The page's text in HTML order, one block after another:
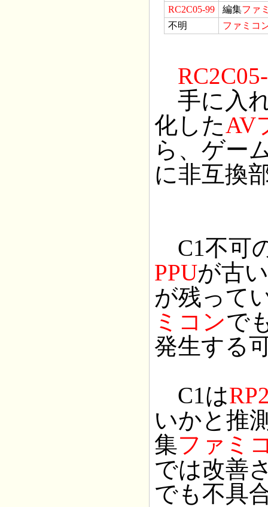
RC2C05-99
編集ファ
不明
ファミコ
手に入
化したAV
ら、ゲー
に非互換
C1不可
PPUが古
が残って
ミコンで
発生する
C1は
いかと推
集ファミ
では改善
でも不具